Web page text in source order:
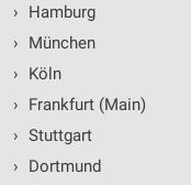
›
Hamburg
›
München
›
Köln
›
Frankfurt (Main)
› Stuttgart
›
Dortmund